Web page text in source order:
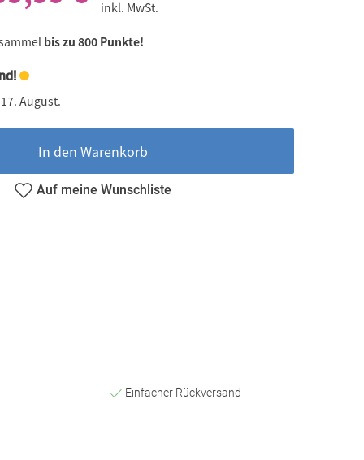
inkl. MwSt.
bis zu 800 Punkte!
August.
In den Warenkorb
Auf meine Wunschliste
Einfacher Rückversand